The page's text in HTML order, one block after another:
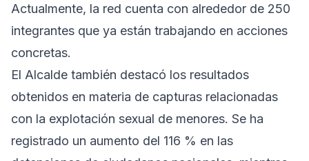
Actualmente, la red cuenta con alrededor de 250
integrantes que ya están trabajando en acciones
concretas.
El Alcalde también destacó los resultados
obtenidos en materia de capturas relacionadas
con la explotación sexual de menores. Se ha
registrado un aumento del 116 % en las